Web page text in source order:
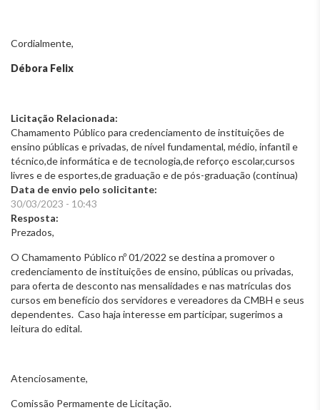
Cordialmente,
Débora Felix
Licitação Relacionada:
Chamamento Público para credenciamento de instituições de
ensino públicas e privadas, de nível fundamental, médio, infantil e
técnico,de informática e de tecnologia,de reforço escolar,cursos
livres e de esportes,de graduação e de pós-graduação (continua)
Data de envio pelo solicitante:
30/03/2023 - 10:43
Resposta:
Prezados,
O Chamamento Público nº 01/2022 se destina a promover o
credenciamento de instituições de ensino, públicas ou privadas,
para oferta de desconto nas mensalidades e nas matrículas dos
cursos em benefício dos servidores e vereadores da CMBH e seus
dependentes. Caso haja interesse em participar, sugerimos a
leitura do edital.
Atenciosamente,
Comissão Permamente de Licitação.